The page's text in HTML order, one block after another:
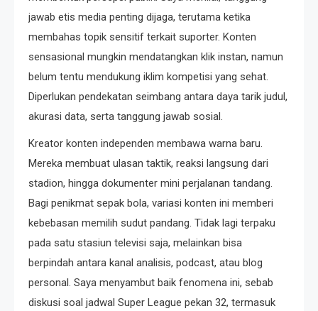
jawab etis media penting dijaga, terutama ketika
membahas topik sensitif terkait suporter. Konten
sensasional mungkin mendatangkan klik instan, namun
belum tentu mendukung iklim kompetisi yang sehat.
Diperlukan pendekatan seimbang antara daya tarik judul,
akurasi data, serta tanggung jawab sosial.
Kreator konten independen membawa warna baru.
Mereka membuat ulasan taktik, reaksi langsung dari
stadion, hingga dokumenter mini perjalanan tandang.
Bagi penikmat sepak bola, variasi konten ini memberi
kebebasan memilih sudut pandang. Tidak lagi terpaku
pada satu stasiun televisi saja, melainkan bisa
berpindah antara kanal analisis, podcast, atau blog
personal. Saya menyambut baik fenomena ini, sebab
diskusi soal jadwal Super League pekan 32, termasuk